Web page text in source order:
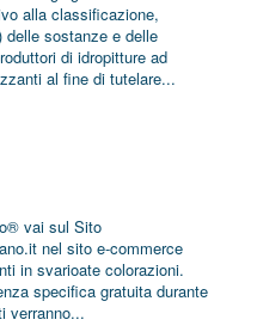
della salute e della
qualità della vita di chi
usa questi materiali.
Il colore è un tasto,
l'occhio il martelletto
che lo colpisce,
l'anima lo strumento
alla classificazione,
delle sostanze e delle
di idropitture ad
al ﬁne di tutelare...
vai sul Sito
nel sito e-commerce
in svarioate colorazioni.
specifica gratuita durante
verranno...